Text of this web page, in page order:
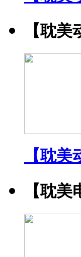
【耽
【耽
【耽